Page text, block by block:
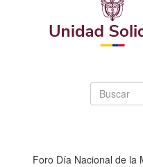
Buscar
Foro Día Nacional de la